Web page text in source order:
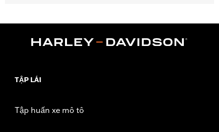
Sold In Units:Each
TẬP LÁI
Tập huấn xe mô tô